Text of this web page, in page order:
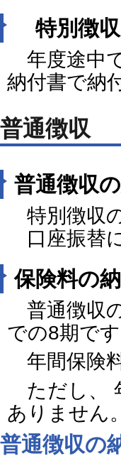
特別徴収
年度途中
納付書で納
普通徴収
普通徴収
特別徴収
口座振替
保険料の
普通徴収
での8期です
年間保
ただし、
ありません。
普通徴収の